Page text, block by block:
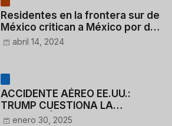
Residentes en la frontera sur de
México critican a México por dar
110 dólares a migrantes
abril 14, 2024
ACCIDENTE AÉREO EE.UU.:
TRUMP CUESTIONA LA
ACTUACIÓN DE LOS
enero 30, 2025